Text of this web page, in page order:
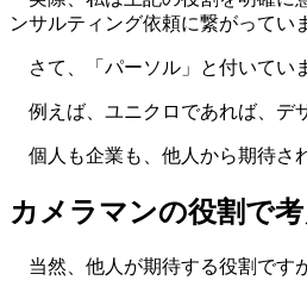
ンサルティング依頼に繋がってい
さて、「パーソル」と付いてい
例えば、ユニクロであれば、デ
個人も企業も、他人から期待さ
カメラマンの役割で
当然、他人が期待する役割です